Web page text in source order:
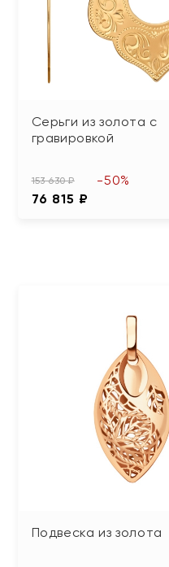
Серьги из золота с
гравировкой
153 630 ₽
76 815 ₽
-50%
Подвеска из золота